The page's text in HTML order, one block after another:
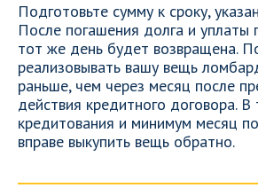
Подготовьте сумму к сроку,
После погашения долга и уплаты
тот же день будет возвращена.
реализовывать вашу вещь
раньше, чем через месяц после
действия кредитного договора. В
кредитования и минимум месяц
вправе выкупить вещь обратно.